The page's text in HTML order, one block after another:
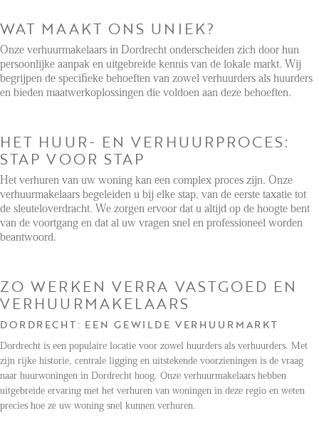
WAT MAAKT ONS UNIEK?
Onze verhuurmakelaars in Dordrecht onderscheiden zich door hun
persoonlijke aanpak en uitgebreide kennis van de lokale markt. Wij
begrijpen de specifieke behoeften van zowel verhuurders als huurders
en bieden maatwerkoplossingen die voldoen aan deze behoeften.
HET HUUR- EN VERHUURPROCES:
STAP VOOR STAP
Het verhuren van uw woning kan een complex proces zijn. Onze
verhuurmakelaars begeleiden u bij elke stap, van de eerste taxatie tot
de sleuteloverdracht. We zorgen ervoor dat u altijd op de hoogte bent
van de voortgang en dat al uw vragen snel en professioneel worden
beantwoord.
ZO WERKEN VERRA VASTGOED EN
VERHUURMAKELAARS
DORDRECHT: EEN GEWILDE VERHUURMARKT
Dordrecht is een populaire locatie voor zowel huurders als verhuurders. Met
zijn rijke historie, centrale ligging en uitstekende voorzieningen is de vraag
naar huurwoningen in Dordrecht hoog. Onze verhuurmakelaars hebben
uitgebreide ervaring met het verhuren van woningen in deze regio en weten
precies hoe ze uw woning snel kunnen verhuren.
Reviews
Vacancies
CONTACT
Den Haag
Hillegersberg
Rotterdam